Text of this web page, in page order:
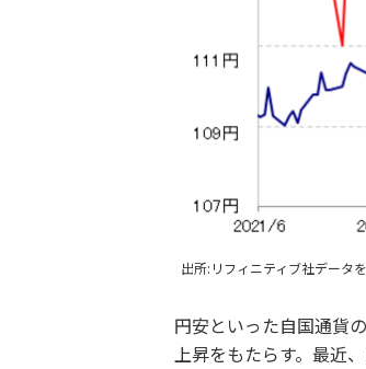
出所:リフィニティブ社データ
円安といった自国通貨
上昇をもたらす。最近